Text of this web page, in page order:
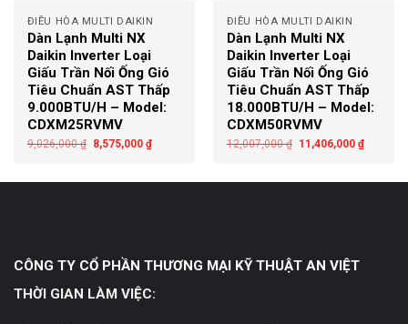
ĐIỀU HÒA MULTI DAIKIN
Dàn Lạnh Multi NX
Daikin Inverter Loại
Giấu Trần Nối Ống Gió
Tiêu Chuẩn AST Thấp
9.000BTU/H – Model:
CDXM25RVMV
9,026,000₫ 8,575,000₫
ĐIỀU HÒA MULTI DAIKIN
Dàn Lạnh Multi NX
Daikin Inverter Loại
Giấu Trần Nối Ống Gió
Tiêu Chuẩn AST Thấp
18.000BTU/H – Model:
CDXM50RVMV
12,007,000₫ 11,406,000₫
CÔNG TY CỔ PHẦN THƯƠNG MẠI KỸ THUẬT AN VIỆT
THỜI GIAN LÀM VIỆC: